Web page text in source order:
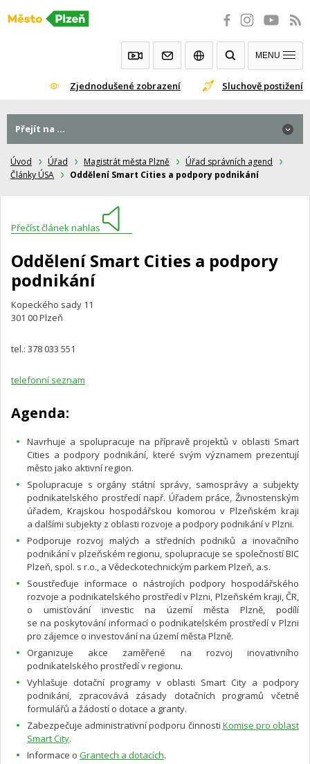
Přeskočit
Zjednodušené zobrazení Sluchově postižení
MENU
Úvod Úřad Magistrát města Plzně
Úřad správních agend
Články ÚSA
Oddělení Smart Cities a podpory podnikání
Přečíst článek nahlas
Oddělení Smart Cities a podpory
podnikání
Kopeckého sady 11
301 00 Plzeň
tel.: 378 033 551
telefonní seznam
Agenda:
Navrhuje a spolupracuje na přípravě projektů v oblasti Smart
Cities a podpory podnikání, které svým významem prezentují
město jako aktivní region.
Spolupracuje s orgány státní správy, samosprávy a subjekty
podnikatelského prostředí např. Úřadem práce, Živnostenským
úřadem, Krajskou hospodářskou komorou v Plzeňském kraji
a dalšími subjekty z oblasti rozvoje a podpory podnikání v Plzni.
Podporuje rozvoj malých a středních podniků a inovačního
podnikání v plzeňském regionu, spolupracuje se společností BIC
Plzeň, spol. s r.o., a Vědeckotechnickým parkem Plzeň, a.s.
Soustřeďuje informace o nástrojích podpory hospodářského
rozvoje a podnikatelského prostředí v Plzni, Plzeňském kraji, ČR,
o umisťování investic na území města Plzně, podílí
se na poskytování informací o podnikatelském prostředí v Plzni
pro zájemce o investování na území města Plzně.
Organizuje akce zaměřené na rozvoj inovativního
podnikatelského prostředí v regionu.
Vyhlašuje dotační programy v oblasti Smart City a podpory
podnikání, zpracovává zásady dotačních programů včetně
formulářů a žádostí o dotace a granty.
Zabezpečuje administrativní podporu činnosti Komise pro oblast
Smart City.
Informace o Grantech a dotacích.
Přejít na ...